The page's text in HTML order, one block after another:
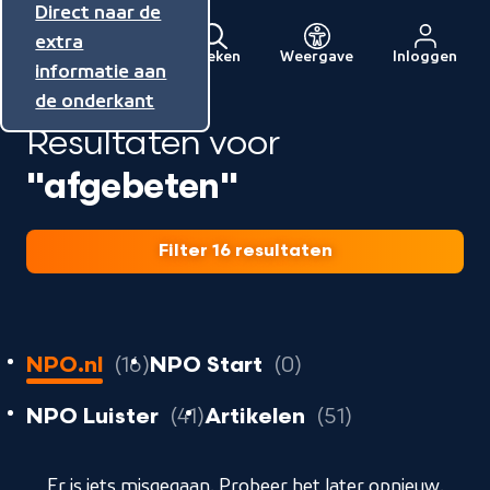
Direct naar de
inhoud
Direct naar de
hoofdnavigatie
Direct naar de
extra
informatie aan
de onderkant
Menu
Naar
de
beginpagina
van
NPO
Zoeken Weergave Inloggen
Resultaten voor
"afgebeten"
Filter 16 resultaten
16
resultaten
geladen
NPO.nl 16 resultaten
NPO Start 0
NPO Luister
41 resultaten
Artikelen 51
Er is iets misgegaan. Probeer het later opnieuw.